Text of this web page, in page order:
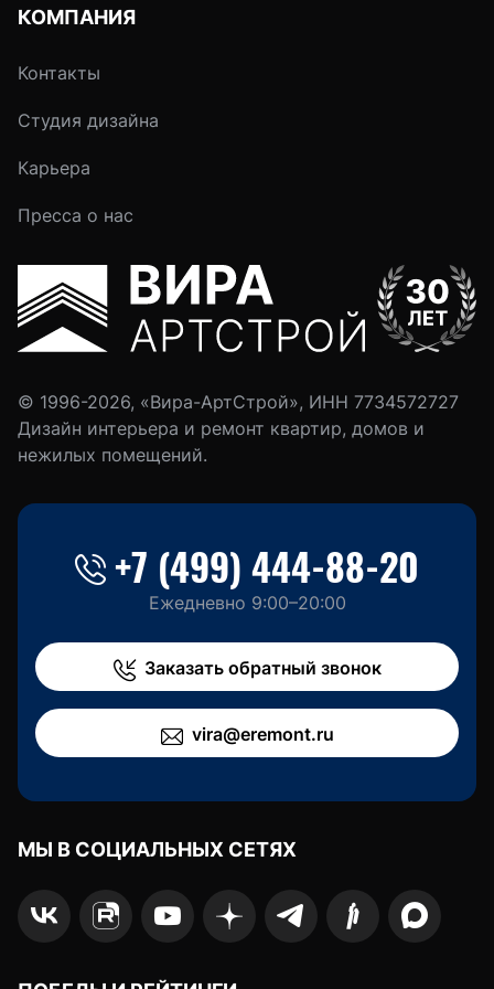
КОМПАНИЯ
Контакты
Студия дизайна
Карьера
Пресса о нас
© 1996-2026, «Вира-АртСтрой», ИНН 7734572727
Дизайн интерьера и ремонт квартир, домов и
нежилых помещений.
+7 (499) 444-88-20
Ежедневно 9:00–20:00
Заказать обратный звонок
vira@eremont.ru
МЫ В СОЦИАЛЬНЫХ СЕТЯХ